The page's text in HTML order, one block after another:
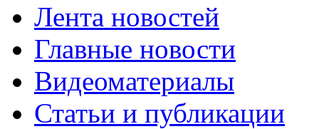
Лента новостей
Главные новости
Видеоматериалы
Статьи и публикации